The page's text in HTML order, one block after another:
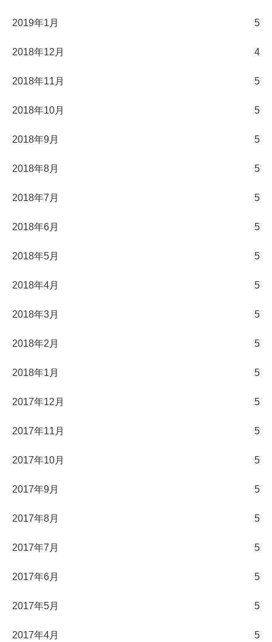
2019年1月 5
2018年12月 4
2018年11月 5
2018年10月 5
2018年9月 5
2018年8月 5
2018年7月 5
2018年6月 5
2018年5月 5
2018年4月 5
2018年3月 5
2018年2月 5
2018年1月 5
2017年12月 5
2017年11月 5
2017年10月 5
2017年9月 5
2017年8月 5
2017年7月 5
2017年6月 5
2017年5月 5
2017年4月 5